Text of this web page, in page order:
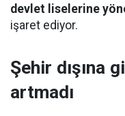
devlet liselerine
işaret ediyor.
Şehir dışına
artmadı